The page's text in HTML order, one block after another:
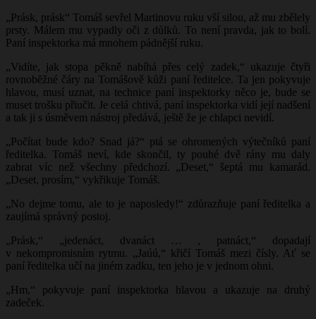
„Prásk, prásk“ Tomáš sevřel Martinovu ruku vší silou, až mu zbělely
prsty. Málem mu vypadly oči z důlků. To není pravda, jak to bolí.
Paní inspektorka má mnohem pádnější ruku.
„Vidíte, jak stopa pěkně nabíhá přes celý zadek,“ ukazuje čtyři
rovnoběžné čáry na Tomášově kůži paní ředitelce. Ta jen pokyvuje
hlavou, musí uznat, na technice paní inspektorky něco je, bude se
muset trošku přiučit. Je celá chtivá, paní inspektorka vidí její nadšení
a tak ji s úsměvem nástroj předává, ještě že je chlapci nevidí.
„Počítat bude kdo? Snad já?“ ptá se ohromených výtečníků paní
ředitelka. Tomáš neví, kde skončil, ty pouhé dvě rány mu daly
zabrat víc než všechny předchozí. „Deset,“ šeptá mu kamarád.
„Deset, prosím,“ vykřikuje Tomáš.
„No dejme tomu, ale to je naposledy!“ zdůrazňuje paní ředitelka a
zaujímá správný postoj.
„Prásk,“ „jedenáct, dvanáct … , patnáct,“ dopadají
v nekompromisním rytmu. „Jaúú,“ křičí Tomáš mezi čísly. Ať se
paní ředitelka učí na jiném zadku, ten jeho je v jednom ohni.
„Hm,“ pokyvuje paní inspektorka hlavou a ukazuje na druhý
zadeček.